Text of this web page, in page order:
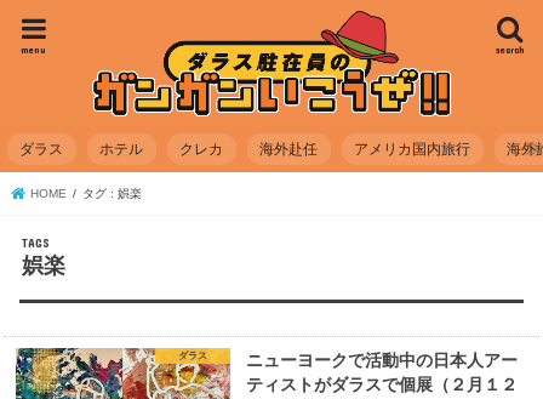
search
menu
ダラス ホテル クレカ 海外赴任 アメリカ国内旅行 海外
HOME タグ : 娯楽
娯楽
ダラス
ニューヨークで活動中の日本人アー
ティストがダラスで個展（２月１２